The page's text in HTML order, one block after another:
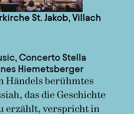
St. Jakob, Villach
Concerto Stella
Hiemetsberger
Händels berühmtes
das die Geschichte
erzählt, verspricht in